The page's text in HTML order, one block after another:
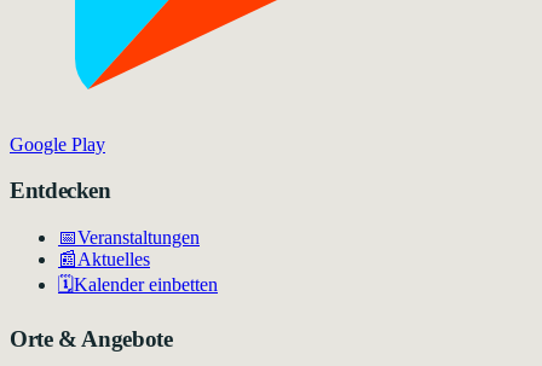
Google Play
Entdecken
📅Veranstaltungen
📰Aktuelles
🗓️Kalender einbetten
Orte & Angebote